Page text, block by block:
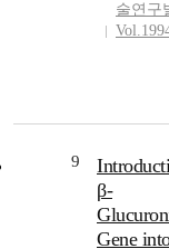
술연구
9
β-
Gene